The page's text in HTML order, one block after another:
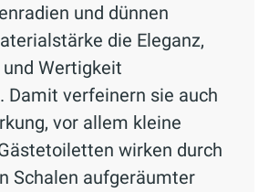
und dünnen
die Eleganz,
Wertigkeit
Damit verfeinern sie auch
vor allem kleine
wirken durch
Schalen aufgeräumter